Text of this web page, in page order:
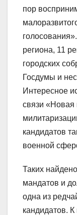
пор
региона, 11
городских
Госдумы и
Интересное
связи «Новая
кандидатов
военной
Таких
мандатов и
одна из
кандидатов.